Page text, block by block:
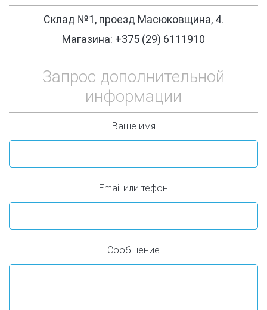
Склад №1, проезд Масюковщина, 4.
Магазина: +375 (29) 6111910
Запрос дополнительной
информации
Ваше имя
Email или тефон
Сообщение